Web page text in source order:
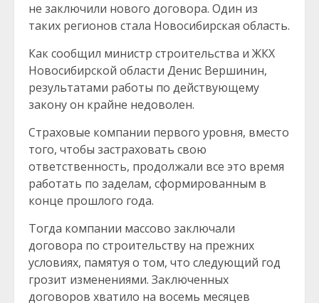
не заключили нового договора. Один из
таких регионов стала Новосибирская область.
Как сообщил министр строительства и ЖКХ
Новосибирской области Денис Вершинин,
результатами работы по действующему
закону он крайне недоволен.
Страховые компании первого уровня, вместо
того, чтобы застраховать свою
ответственность, продолжали все это время
работать по заделам, сформированным в
конце прошлого года.
Тогда компании массово заключали
договора по строительству на прежних
условиях, памятуя о том, что следующий год
грозит изменениями. Заключенных
договоров хватило на восемь месяцев